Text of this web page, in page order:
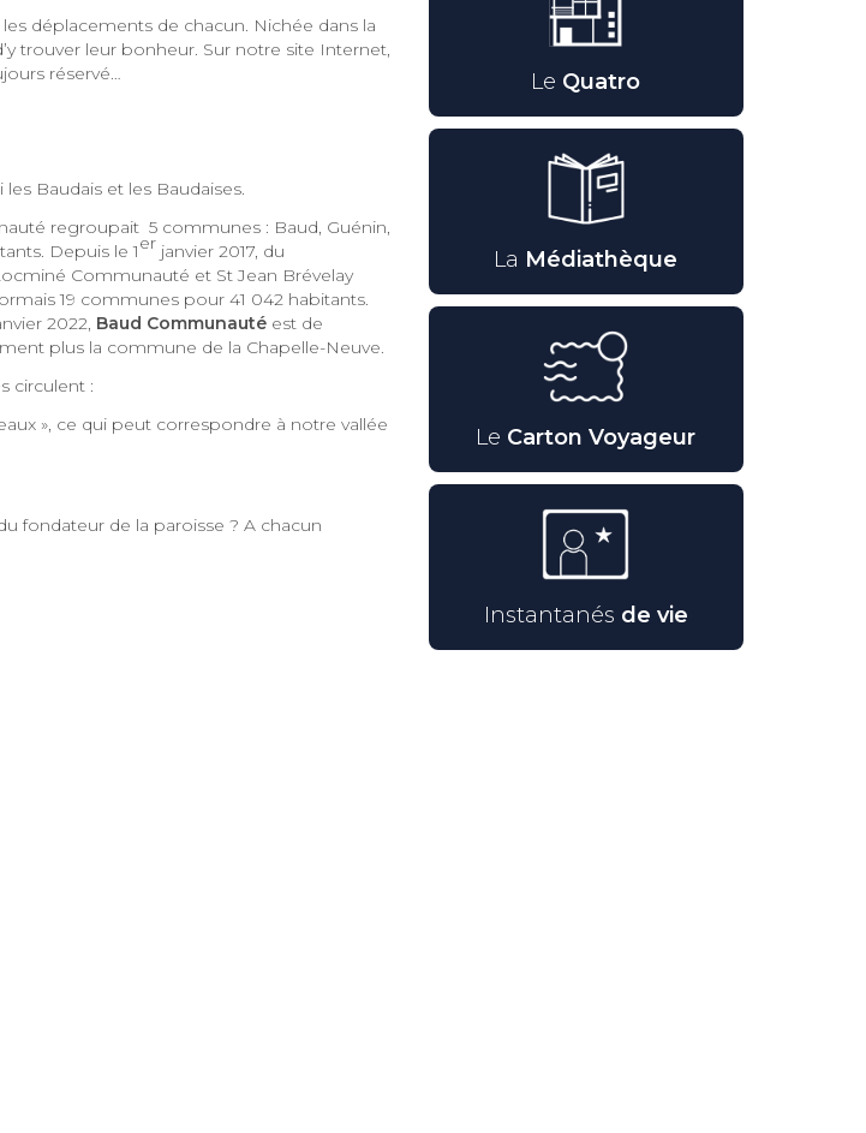
déplacements de chacun. Nichée dans la
trouver leur bonheur. Sur notre site Internet,
réservé…
Baudais et les Baudaises.
regroupait 5 communes : Baud, Guénin,
Depuis le 1er janvier 2017, du
Communauté et St Jean Brévelay
19 communes pour 41 042 habitants.
2022, Baud Communauté est de
plus la commune de la Chapelle-Neuve.
circulent :
», ce qui peut correspondre à notre vallée
fondateur de la paroisse ? A chacun
Le Quatro
La Médiathèque
Le Carton Voyageur
Instantanés de vie